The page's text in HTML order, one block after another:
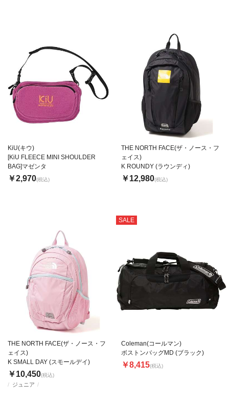
KiU(キウ)
[KiU FLEECE MINI SHOULDER
BAG]マゼンタ
￥2,970(税込)
THE NORTH FACE(ザ・ノース・フ
ェイス)
K ROUNDY (ラウンディ)
￥12,980(税込)
ジュニア
THE NORTH FACE(ザ・ノース・フ
ェイス)
K SMALL DAY (スモールデイ)
￥10,450(税込)
SALE
Coleman(コールマン)
ボストンバッグMD (ブラック)
￥8,415(税込)